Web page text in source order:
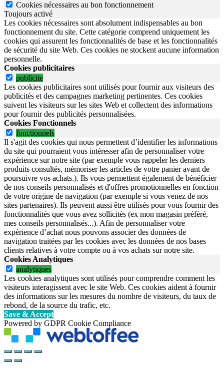
Cookies nécessaires au bon fonctionnement
Toujours activé
Les cookies nécessaires sont absolument indispensables au bon
fonctionnement du site. Cette catégorie comprend uniquement les
cookies qui assurent les fonctionnalités de base et les fonctionnalités
de sécurité du site Web. Ces cookies ne stockent aucune information
personnelle.
Cookies publicitaires
publicite
Les cookies publicitaires sont utilisés pour fournir aux visiteurs des
publicités et des campagnes marketing pertinentes. Ces cookies
suivent les visiteurs sur les sites Web et collectent des informations
pour fournir des publicités personnalisées.
Cookies Fonctionnels
fonctionnels
Il s'agit des cookies qui nous permettent d’identifier les informations
du site qui pourraient vous intéresser afin de personnaliser votre
expérience sur notre site (par exemple vous rappeler les derniers
produits consultés, mémoriser les articles de votre panier avant de
poursuivre vos achats.). Ils vous permettent également de bénéficier
de nos conseils personnalisés et d'offres promotionnelles en fonction
de votre origine de navigation (par exemple si vous venez de nos
sites partenaires). Ils peuvent aussi être utilisés pour vous fournir des
fonctionnalités que vous avez sollicités (ex mon magasin préféré,
mes conseils personnalisés...). Afin de personnaliser votre
expérience d’achat nous pouvons associer des données de
navigation traitées par les cookies avec les données de nos bases
clients relatives à votre compte ou à vos achats sur notre site.
Cookies Analytiques
analytiques
Les cookies analytiques sont utilisés pour comprendre comment les
visiteurs interagissent avec le site Web. Ces cookies aident à fournir
des informations sur les mesures du nombre de visiteurs, du taux de
rebond, de la source du trafic, etc.
Save & Accept
Powered by GDPR Cookie Compliance